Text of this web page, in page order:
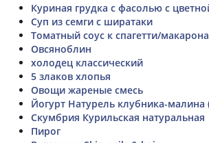
Куриная грудка с фасолью с
Суп из семги с ширатаки
Томатный соус к спагетти/
Овсяноблин
холодец классический
5 злаков хлопья
Овощи жареные смесь
Йогурт Натурель клубника-малина
Скумбрия Курильская натуральная
Пирог